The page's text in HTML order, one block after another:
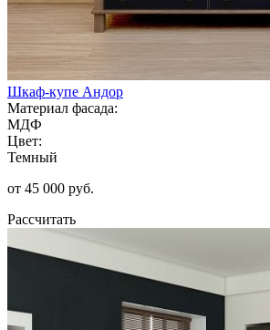
Шкаф-купе Андор
Материал фасада:
МДФ
Цвет:
Темный
от 45 000 руб.
Рассчитать